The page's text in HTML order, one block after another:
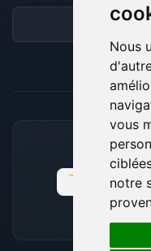
Nous
vous
notre
MOYENS